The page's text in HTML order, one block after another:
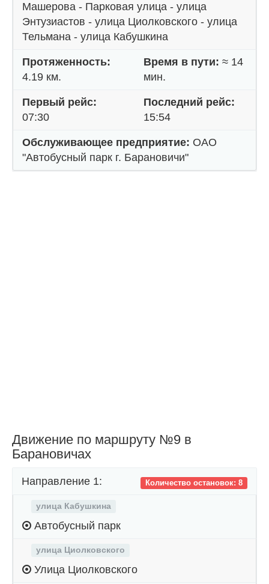
Машерова - Парковая улица - улица
Энтузиастов - улица Циолковского - улица
Тельмана - улица Кабушкина
Протяженность:
4.19 км.
Время в пути: ≈ 14
мин.
Первый рейс:
07:30
Последний рейс:
15:54
Обслуживающее предприятие: ОАО
"Автобусный парк г. Барановичи"
Движение по маршруту №9 в
Барановичах
Количество остановок: 8
Направление 1:
улица Кабушкина
Автобусный парк
улица Циолковского
Улица Циолковского